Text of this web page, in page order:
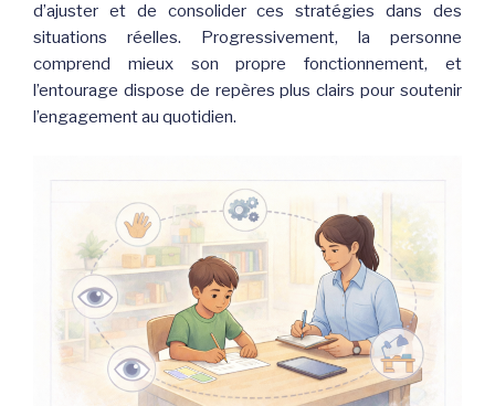
d’ajuster et de consolider ces stratégies dans des
situations réelles. Progressivement, la personne
comprend mieux son propre fonctionnement, et
l’entourage dispose de repères plus clairs pour soutenir
l’engagement au quotidien.